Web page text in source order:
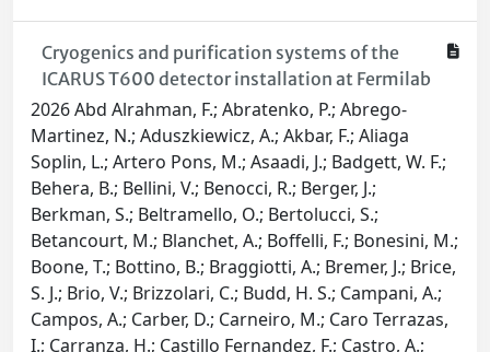
Cryogenics and purification systems of the
ICARUS T600 detector installation at Fermilab
2026 Abd Alrahman, F.; Abratenko, P.; Abrego-
Martinez, N.; Aduszkiewicz, A.; Akbar, F.; Aliaga
Soplin, L.; Artero Pons, M.; Asaadi, J.; Badgett, W. F.;
Behera, B.; Bellini, V.; Benocci, R.; Berger, J.;
Berkman, S.; Beltramello, O.; Bertolucci, S.;
Betancourt, M.; Blanchet, A.; Boffelli, F.; Bonesini, M.;
Boone, T.; Bottino, B.; Braggiotti, A.; Bremer, J.; Brice,
S. J.; Brio, V.; Brizzolari, C.; Budd, H. S.; Campani, A.;
Campos, A.; Carber, D.; Carneiro, M.; Caro Terrazas,
I.; Carranza, H.; Castillo Fernandez, F.; Castro, A.;